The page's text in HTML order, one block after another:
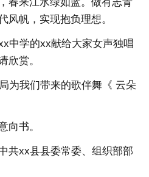
风帆，实现抱负理想。
中学的xx献给大家女声独唱
欣赏。
为我们带来的歌伴舞《 云朵
向书。
共xx县县委常委、组织部部